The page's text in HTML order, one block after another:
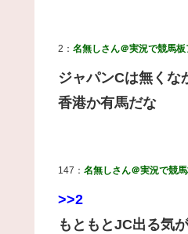
2： 名無しさん＠実況で競馬板
ジャパンCは無くな
香港か有馬だな
147： 名無しさん＠実況で競
>>2
もともとJC出る気